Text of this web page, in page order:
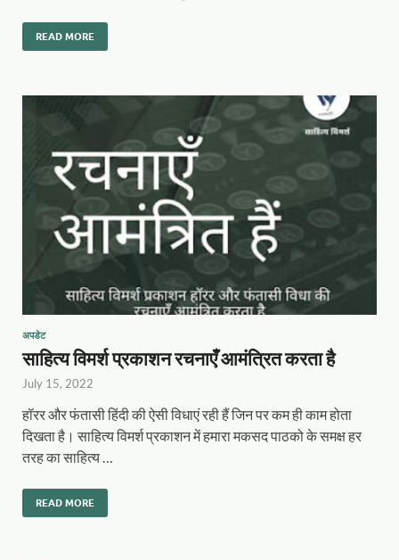
READ MORE
अपडेट
साहित्य विमर्श प्रकाशन रचनाएँ आमंत्रित करता है
July 15, 2022
हॉरर और फंतासी हिंदी की ऐसी विधाएं रही हैं जिन पर कम ही काम होता
दिखता है। साहित्य विमर्श प्रकाशन में हमारा मकसद पाठको के समक्ष हर
तरह का साहित्य …
READ MORE